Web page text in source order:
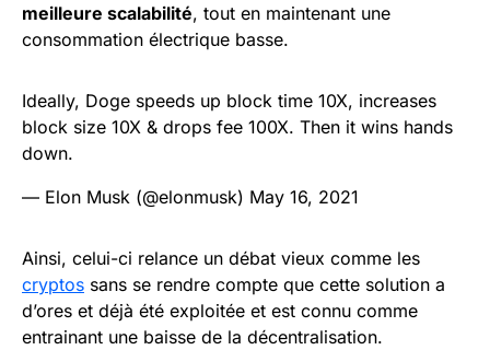
meilleure scalabilité, tout en maintenant une
consommation électrique basse.
Ideally, Doge speeds up block time 10X, increases
block size 10X & drops fee 100X. Then it wins hands
down.
— Elon Musk (@elonmusk) May 16, 2021
Ainsi, celui-ci relance un débat vieux comme les
cryptos sans se rendre compte que cette solution a
d’ores et déjà été exploitée et est connu comme
entrainant une baisse de la décentralisation.